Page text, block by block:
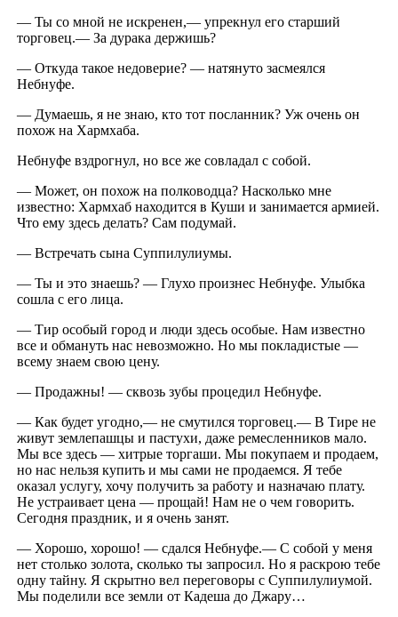
— Ты со мной не искренен,— упрекнул его старший
торговец.— За дурака держишь?
— Откуда такое недоверие? — натянуто засмеялся
Небнуфе.
— Думаешь, я не знаю, кто тот посланник? Уж очень он
похож на Хармхаба.
Небнуфе вздрогнул, но все же совладал с собой.
— Может, он похож на полководца? Насколько мне
известно: Хармхаб находится в Куши и занимается армией.
Что ему здесь делать? Сам подумай.
— Встречать сына Суппилулиумы.
— Ты и это знаешь? — Глухо произнес Небнуфе. Улыбка
сошла с его лица.
— Тир особый город и люди здесь особые. Нам известно
все и обмануть нас невозможно. Но мы покладистые —
всему знаем свою цену.
— Продажны! — сквозь зубы процедил Небнуфе.
— Как будет угодно,— не смутился торговец.— В Тире не
живут землепашцы и пастухи, даже ремесленников мало.
Мы все здесь — хитрые торгаши. Мы покупаем и продаем,
но нас нельзя купить и мы сами не продаемся. Я тебе
оказал услугу, хочу получить за работу и назначаю плату.
Не устраивает цена — прощай! Нам не о чем говорить.
Сегодня праздник, и я очень занят.
— Хорошо, хорошо! — сдался Небнуфе.— С собой у меня
нет столько золота, сколько ты запросил. Но я раскрою тебе
одну тайну. Я скрытно вел переговоры с Суппилулиумой.
Мы поделили все земли от Кадеша до Джару…